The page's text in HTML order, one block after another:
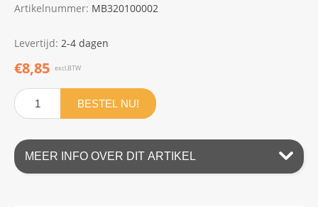
Artikelnummer: MB320100002
Levertijd: 2-4 dagen
€8,85 excl.BTW
BESTEL NU!
MEER INFO OVER DIT ARTIKEL